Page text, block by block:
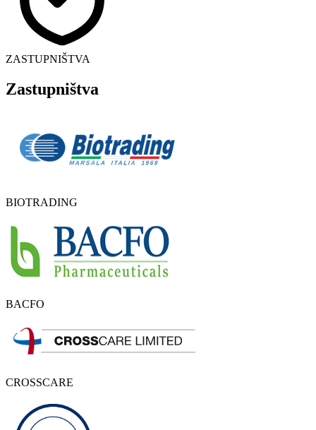
ZASTUPNIŠTVA
Zastupništva
BIOTRADING
BACFO
CROSSCARE